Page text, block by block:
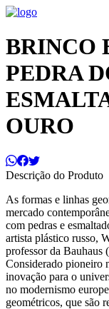
BRINCO
PEDRA
OURO
Descrição do Produto
As formas e linhas
mercado
com pedras e
artista plástico russo,
professor da Bauhaus
Considerado pioneiro
inovação para o
no modernismo
geométricos, que são